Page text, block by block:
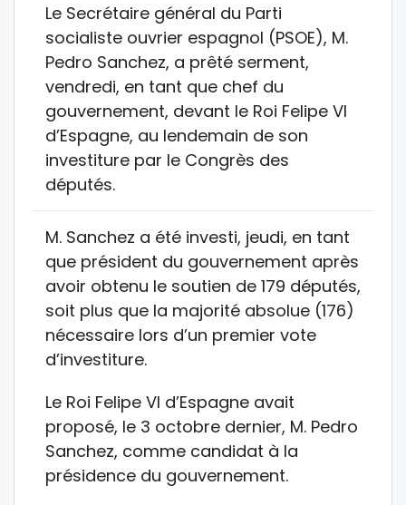
Le Secrétaire général du Parti
socialiste ouvrier espagnol (PSOE), M.
Pedro Sanchez, a prêté serment,
vendredi, en tant que chef du
gouvernement, devant le Roi Felipe VI
d’Espagne, au lendemain de son
investiture par le Congrès des
députés.
M. Sanchez a été investi, jeudi, en tant
que président du gouvernement après
avoir obtenu le soutien de 179 députés,
soit plus que la majorité absolue (176)
nécessaire lors d’un premier vote
d’investiture.
Le Roi Felipe VI d’Espagne avait
proposé, le 3 octobre dernier, M. Pedro
Sanchez, comme candidat à la
présidence du gouvernement.